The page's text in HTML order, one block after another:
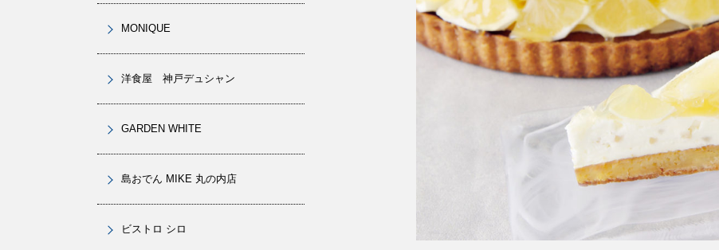
MESSAGE
COMPANY
BRAND/SHOP
DOMAIN
MONIQUE
洋食屋 神戸デュシャン
GARDEN WHITE
島おでん MIKE 丸の内店
ビストロ シロ